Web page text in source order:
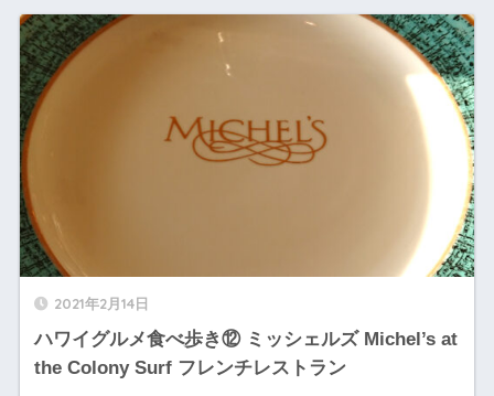
2021年2月14日
ハワイグルメ食べ歩き⑫ ミッシェルズ Michel’s at
the Colony Surf フレンチレストラン